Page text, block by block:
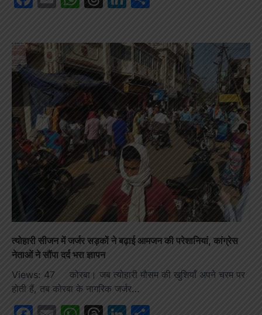
त्योहारी सीजन में जर्जर सड़कों ने बढ़ाई आमजन की परेशानियां, कांग्रेस
नेताओं ने सौंपा दर्द भरा ज्ञापन
Views: 47 कोरबा। जब त्योहारी मौसम की खुशियाँ अपने चरम पर
होती हैं, तब कोरबा के नागरिक जर्जर…